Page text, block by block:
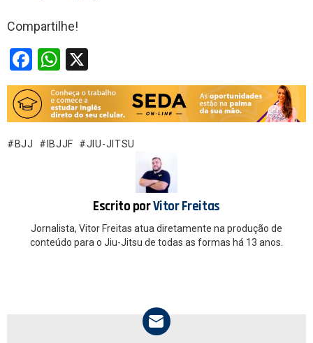
Compartilhe!
F
a
ce
b
o
W
h
at
s
A
BJJ IBJJF JIU-JITSU
Escrito porVitor Freitas
Jornalista, Vitor Freitas atua diretamente na produção de
conteúdo para o Jiu-Jitsu de todas as formas há 13 anos.